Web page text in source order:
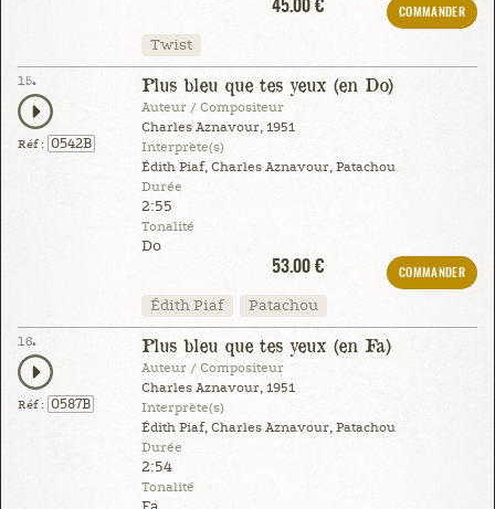
45.00 €
COMMANDER
Twist
15.
Réf : 0542B
Plus bleu que tes yeux (en Do)
Auteur / Compositeur
Charles Aznavour, 1951
Interprète(s)
Édith Piaf, Charles Aznavour, Patachou
Durée
2:55
Tonalité
Do
53.00 €
COMMANDER
Édith Piaf Patachou
16.
Réf : 0587B
Plus bleu que tes yeux (en Fa)
Auteur / Compositeur
Charles Aznavour, 1951
Interprète(s)
Édith Piaf, Charles Aznavour, Patachou
Durée
2:54
Tonalité